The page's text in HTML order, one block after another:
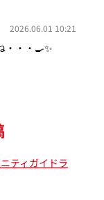
2026.06.01 10:21
・・・🍳✨
ティガイドラ